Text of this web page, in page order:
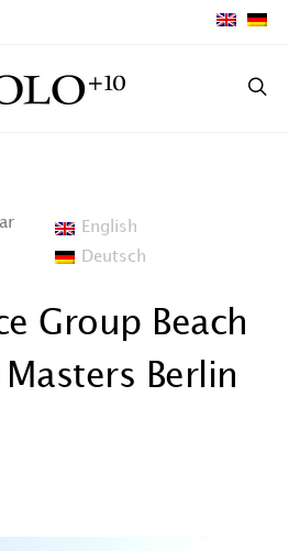
English
Deutsch
Group Beach
Berlin